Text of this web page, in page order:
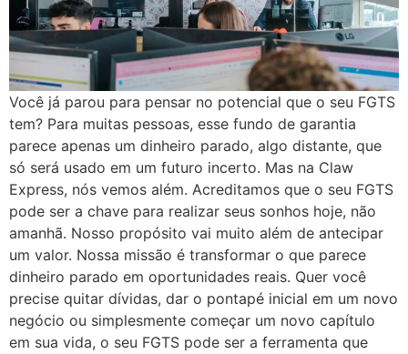
Você já parou para pensar no potencial que o seu FGTS
tem? Para muitas pessoas, esse fundo de garantia
parece apenas um dinheiro parado, algo distante, que
só será usado em um futuro incerto. Mas na Claw
Express, nós vemos além. Acreditamos que o seu FGTS
pode ser a chave para realizar seus sonhos hoje, não
amanhã. Nosso propósito vai muito além de antecipar
um valor. Nossa missão é transformar o que parece
dinheiro parado em oportunidades reais. Quer você
precise quitar dívidas, dar o pontapé inicial em um novo
negócio ou simplesmente começar um novo capítulo
em sua vida, o seu FGTS pode ser a ferramenta que